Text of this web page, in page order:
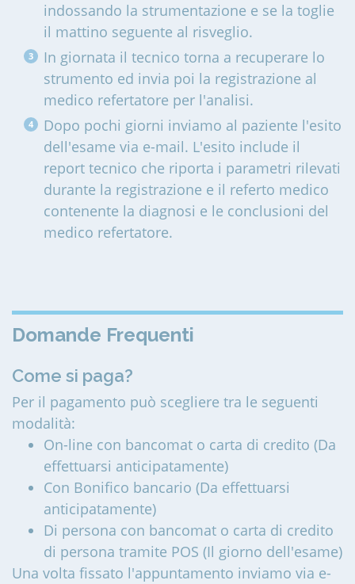
indossando la strumentazione e se la toglie
il mattino seguente al risveglio.
In giornata il tecnico torna a recuperare lo
strumento ed invia poi la registrazione al
medico refertatore per l'analisi.
Dopo pochi giorni inviamo al paziente l'esito
dell'esame via e-mail. L'esito include il
report tecnico che riporta i parametri rilevati
durante la registrazione e il referto medico
contenente la diagnosi e le conclusioni del
medico refertatore.
Domande Frequenti
Come si paga?
Per il pagamento può scegliere tra le seguenti
modalità:
On-line con bancomat o carta di credito (Da
effettuarsi anticipatamente)
Con Bonifico bancario (Da effettuarsi
anticipatamente)
Di persona con bancomat o carta di credito
di persona tramite POS (Il giorno dell'esame)
Una volta fissato l'appuntamento inviamo via e-